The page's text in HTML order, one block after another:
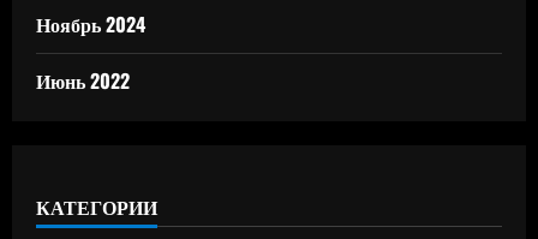
Ноябрь 2024
Июнь 2022
КАТЕГОРИИ